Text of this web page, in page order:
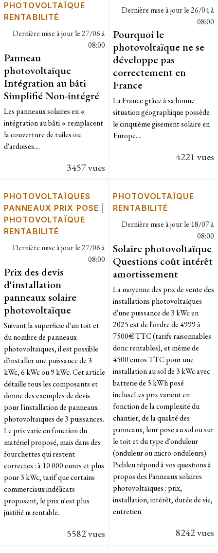
PHOTOVOLTAÏQUE
RENTABILITÉ
Dernière mise à jour le27/06 à
08:00
Panneau
photovoltaïque
Intégration au bâti
Simplifié Non-intégré
Les panneaux solaires en «
intégration au bâti » remplacent
la couverture de tuiles ou
d'ardoises....
3457 vues
Dernière mise à jour le26/04 à
08:00
Pourquoi le
photovoltaïque ne se
développe pas
correctement en
France
La France grâce à sa bonne
situation géographique possède
le cinquième gisement solaire en
Europe....
4221 vues
PHOTOVOLTAÏQUES
PANNEAUX PRIX POSE
PHOTOVOLTAÏQUE
RENTABILITÉ
Dernière mise à jour le27/06 à
08:00
Prix des devis
d'installation
panneaux solaire
photovoltaïque
Suivant la superficie d'un toit et
du nombre de panneaux
photovoltaïques, il est possible
d'installer une puissance de 3
kWc, 6 kWc ou 9 kWc. Cet article
détaille tous les composants et
donne des exemples de devis
pour l'installation de panneaux
photovoltaïques de 3 puissances.
Le prix varie en fonction du
matériel proposé, mais dans des
fourchettes qui restent
correctes : à 10 000 euros et plus
pour 3 kWc, tarif que certains
commerciaux indélicats
proposent, le prix n'est plus
justifié ni rentable.
5582 vues
PHOTOVOLTAÏQUE
RENTABILITÉ
Dernière mise à jour le 18/07 à
08:00
Solaire photovoltaïque
Questions coût intérêt
amortissement
La moyenne des prix de vente des
installations photovoltaïques
d'une puissance de 3 kWc en
2025 est de l'ordre de 4999 à
7500€ TTC (tarifs raisonnables
donc rentables), et même de
4500 euros TTC pour une
installation au sol de 3 kWc avec
batterie de 5 kWh posé
incluseLes prix varient en
fonction de la complexité du
chantier, de la qualité des
panneaux, leur pose au sol ou sur
le toit et du type d'onduleur
(onduleur ou micro-onduleurs).
Picbleu répond à vos questions à
propos des Panneaux solaires
photovoltaïques : prix,
installation, intérêt, durée de vie,
entretien.
8242 vues